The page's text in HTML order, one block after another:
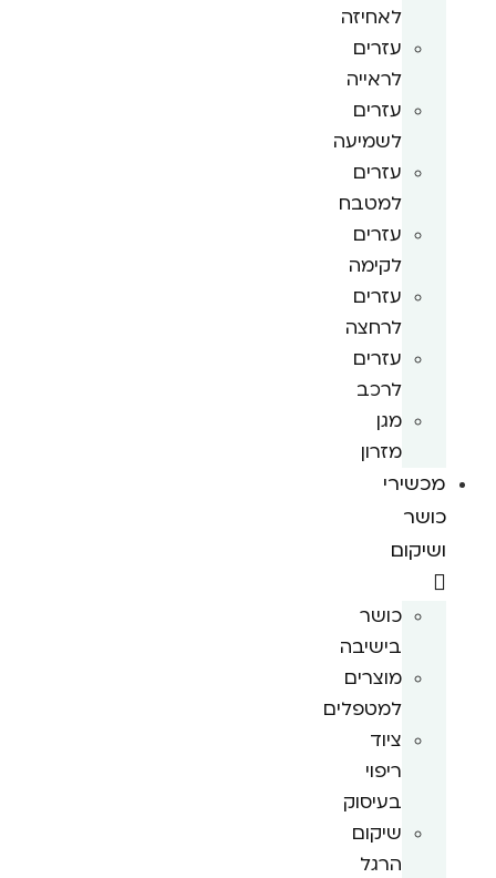
לאחיזה
עזרים
לראייה
עזרים
לשמיעה
עזרים
למטבח
עזרים
לקימה
עזרים
לרחצה
עזרים
לרכב
מגן
מזרון
מכשירי
כושר
ושיקום
כושר
בישיבה
מוצרים
למטפלים
ציוד
ריפוי
בעיסוק
שיקום
הרגל